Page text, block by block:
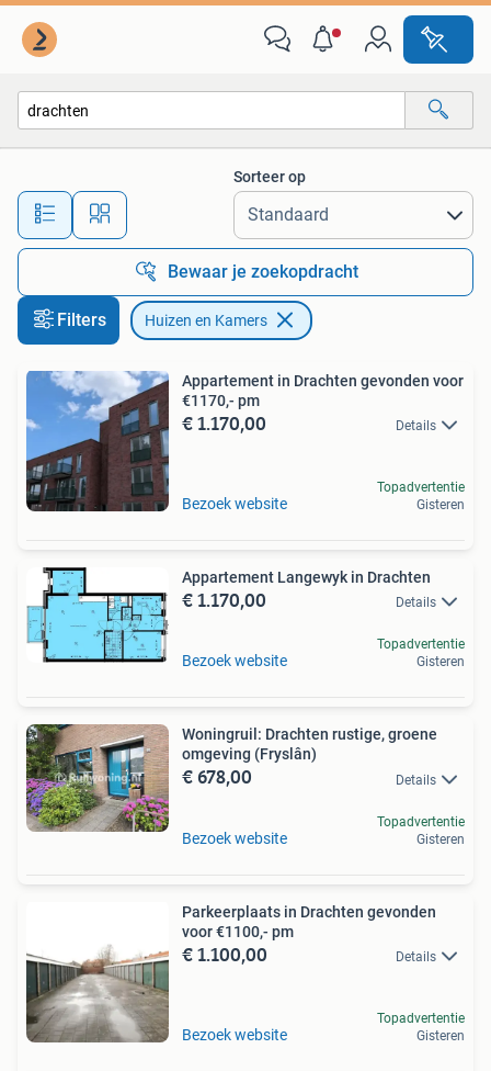
Alle afstanden…
Sorteer op
Bewaar je zoekopdracht
Filters Huizen en Kamers
Appartement in Drachten gevonden voor
€1170,- pm
€ 1.170,00 Details
Bezoek website
Topadvertentie
Gisteren
Appartement Langewyk in Drachten
€ 1.170,00 Details
Bezoek website
Topadvertentie
Gisteren
Woningruil: Drachten rustige, groene
omgeving (Fryslân)
€ 678,00 Details
Bezoek website
Topadvertentie
Gisteren
Parkeerplaats in Drachten gevonden
voor €1100,- pm
€ 1.100,00 Details
Bezoek website
Topadvertentie
Gisteren